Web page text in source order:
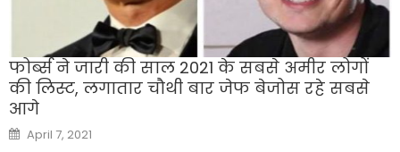
फोर्ब्स ने जारी की साल 2021 के सबसे अमीर लोगों
की लिस्ट, लगातार चौथी बार जेफ बेजोस रहे सबसे
आगे
Posted
on
April 7, 2021